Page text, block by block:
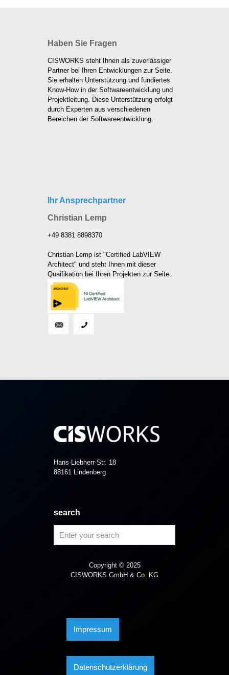
Haben Sie Fragen
CISWORKS steht Ihnen als zuverlässiger
Partner bei Ihren Entwicklungen zur Seite.
Sie erhalten Unterstützung und fundiertes
Know-How in der Softwareentwicklung und
Projektleitung. Diese Unterstützung erfolgt
durch Experten aus verschiedenen
Bereichen der Softwareentwicklung.
Ihr Ansprechpartner
Christian Lemp
+49 8381 8898370
Christian Lemp ist "Certified LabVIEW
Architect" und steht Ihnen mit dieser
Quaifikation bei Ihren Projekten zur Seite.
Hans-Liebherr-Str. 18
88161 Lindenberg
search
Copyright © 2025
CISWORKS GmbH & Co. KG
Impressum
Datenschutzerklärung